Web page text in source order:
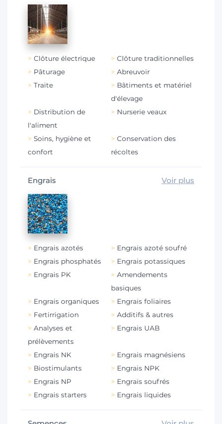
Clôture électrique
Clôture traditionnelles
Pâturage
Abreuvoir
Traite
Bâtiments et matériel
d'élevage
Distribution de
l'aliment
Nurserie veaux
Soins, hygiène et
confort
Conservation des
récoltes
Engrais Voir plus
Engrais azotés
Engrais azoté soufré
Engrais phosphatés
Engrais potassiques
Engrais PK
Amendements
basiques
Engrais organiques
Engrais foliaires
Fertirrigation
Additifs & autres
Analyses et
prélèvements
Engrais UAB
Engrais NK
Engrais magnésiens
Biostimulants
Engrais NPK
Engrais NP
Engrais soufrés
Engrais starters
Engrais liquides